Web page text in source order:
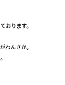
おります。
わんさか。